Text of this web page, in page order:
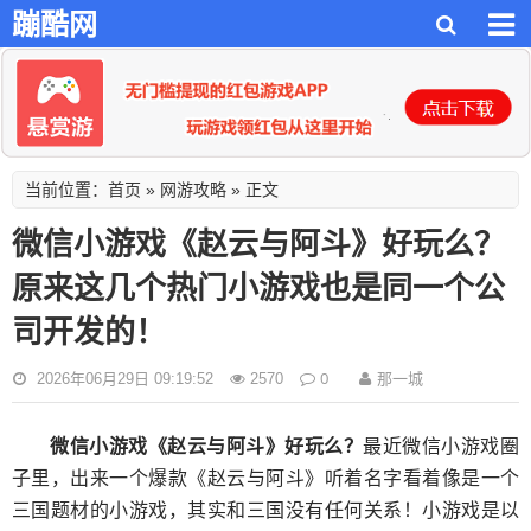
蹦酷网
当前位置： 首页 » 网游攻略 » 正文
微信小游戏《赵云与阿斗》好玩么？
原来这几个热门小游戏也是同一个公
司开发的！
2026年06月29日 09:19:52 2570 0 那一城
微信小游戏《赵云与阿斗》好玩么？最近微信小游戏圈
子里，出来一个爆款《赵云与阿斗》听着名字看着像是一个
三国题材的小游戏，其实和三国没有任何关系！小游戏是以